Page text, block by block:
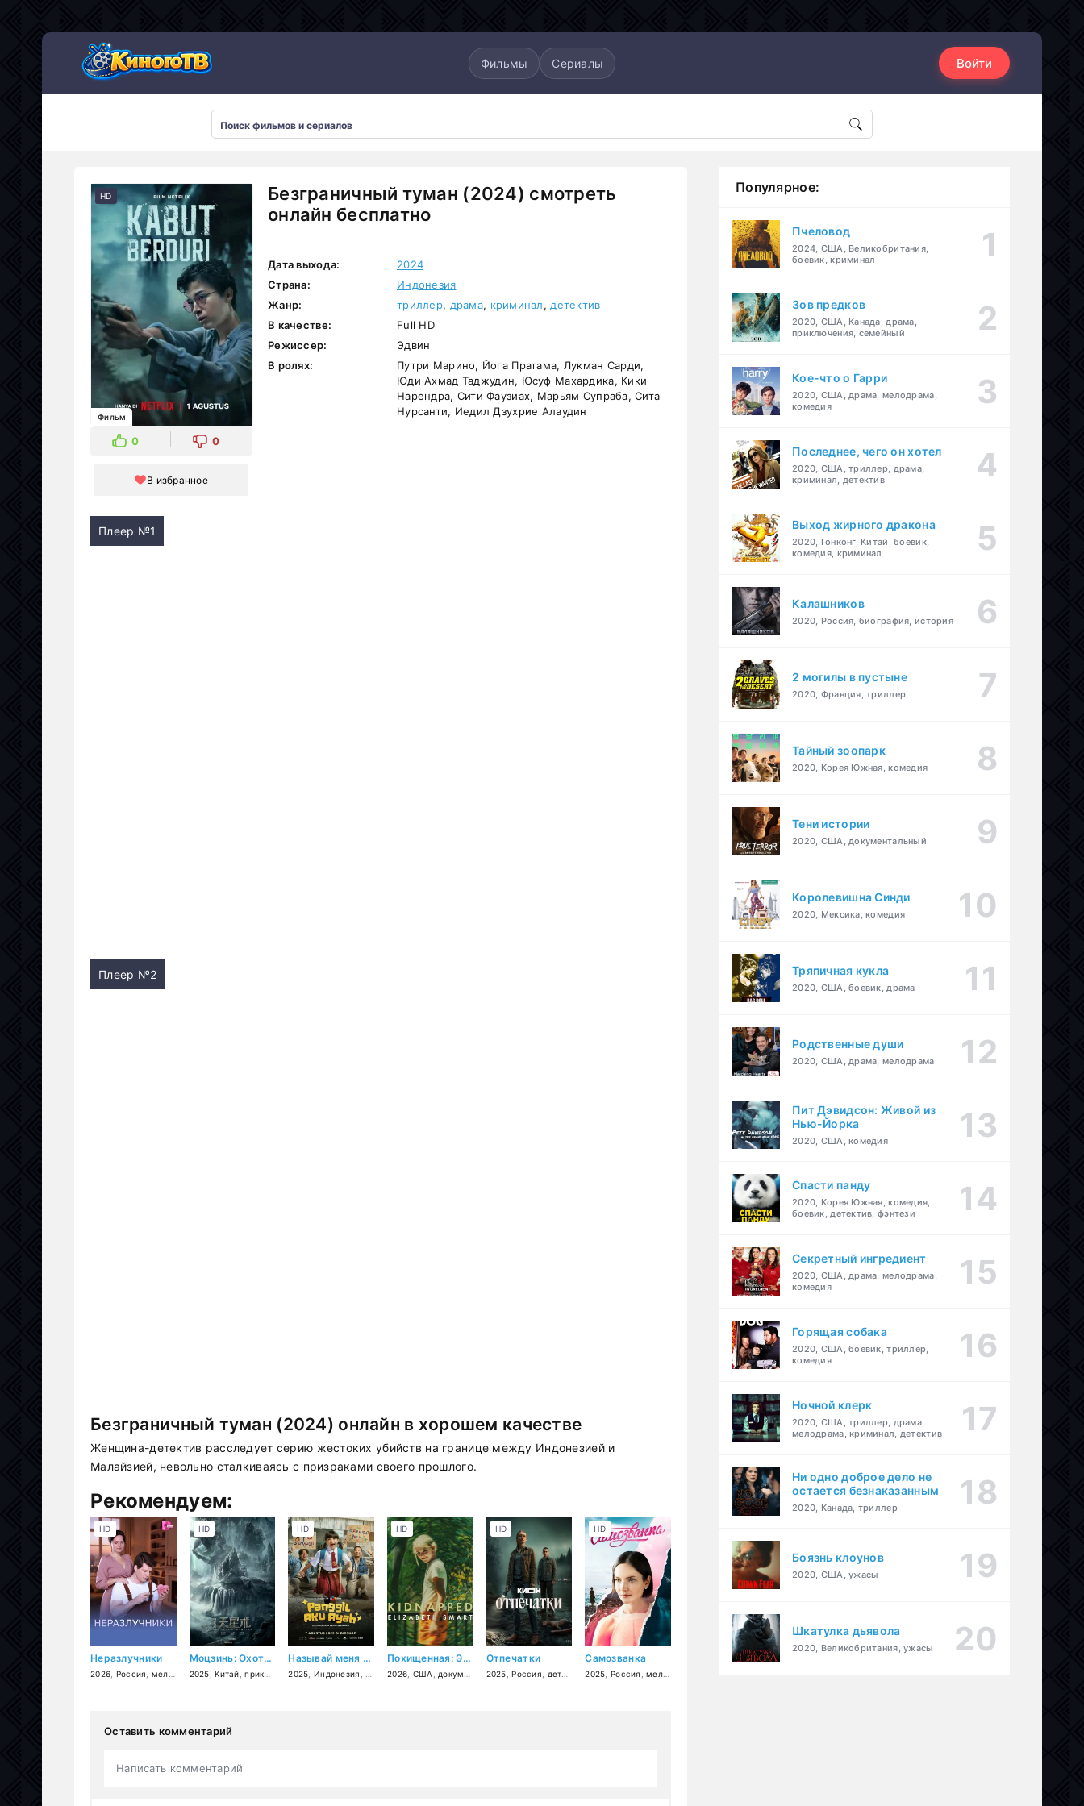
Фильмы Сериалы Войти
Безграничный туман (2024) смотреть
онлайн бесплатно
HD
Фильм
0 0
В избранное
Дата выхода:
2024
Страна:
Индонезия
Жанр:
триллер, драма, криминал, детектив
В качестве:
Full HD
Режиссер:
Эдвин
В ролях:
Путри Марино, Йога Пратама, Лукман Сарди,
Юди Ахмад Таджудин, Юсуф Махардика, Кики
Нарендра, Сити Фаузиах, Марьям Супраба, Сита
Нурсанти, Иедил Дзухрие Алаудин
Плеер №1
Плеер №2
Безграничный туман (2024) онлайн в хорошем качестве
Женщина-детектив расследует серию жестоких убийств на границе между Индонезией и
Малайзией, невольно сталкиваясь с призраками своего прошлого.
Рекомендуем:
Неразлучники
2026 Россия мелодрама
HD
Моцзинь: Охотники за легендами
2025 ,Китай ,приключения ,фэнтези
HD
Называй меня папой
2025 Индонезия Корея Южная,драма,комедия,семейный
HD
Похищенная: Элизабет Смарт
2026 США документальный ,криминал
HD
Отпечатки
2025 ,Россия детектив ,криминал,драма
HD
Самозванка
2025 Россия ,мелодрама
HD
Оставить комментарий
Написать комментарий
Популярное:
Пчеловод
2024, США, Великобритания,
боевик, криминал
Зов предков
2020, США, Канада, драма,
приключения, семейный
Кое-что о Гарри
2020, США, драма, мелодрама,
комедия
Последнее, чего он хотел
2020, США, триллер, драма,
криминал, детектив
Выход жирного дракона
2020, Гонконг, Китай, боевик,
комедия, криминал
Калашников
2020, Россия, биография, история
2 могилы в пустыне
2020, Франция, триллер
Тайный зоопарк
2020, Корея Южная, комедия
Тени истории
2020, США, документальный
Королевишна Синди
2020, Мексика, комедия
Тряпичная кукла
2020, США, боевик, драма
Родственные души
2020, США, драма, мелодрама
Пит Дэвидсон: Живой из
Нью-Йорка
2020, США, комедия
Спасти панду
2020, Корея Южная, комедия,
боевик, детектив, фэнтези
Секретный ингредиент
2020, США, драма, мелодрама,
комедия
Горящая собака
2020, США, боевик, триллер,
комедия
Ночной клерк
2020, США, триллер, драма,
мелодрама, криминал, детектив
Ни одно доброе дело не
остается безнаказанным
2020, Канада, триллер
Боязнь клоунов
2020, США, ужасы
Шкатулка дьявола
2020, Великобритания, ужасы